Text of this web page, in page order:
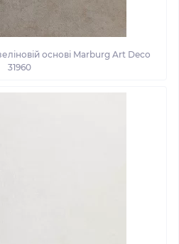
основі Marburg Art Deco
31960